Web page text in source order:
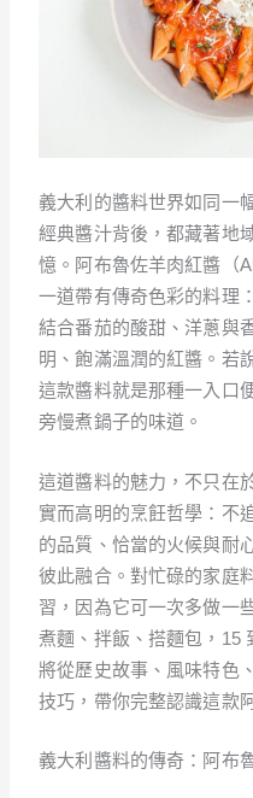
義大利的醬料世界如同一
經典醬汁背後，都藏著地
憶。阿布魯佐羊肉紅醬（
一道帶有傳奇色彩的料理
結合番茄的酸甜、洋蔥與
明、飽滿溫潤的紅醬。若
這款醬料就是那種一入口
旁慢煮鍋子的味道。
這道醬料的魅力，不只在
實而高明的烹飪哲學：不
的品質、恰當的火候與耐
彼此融合。對忙碌的家庭
習，因為它可一次多做一
煮麵、拌飯、搭麵包，15
將從歷史故事、風味特色
技巧，帶你完整認識這款
義大利醬料的傳奇：阿布